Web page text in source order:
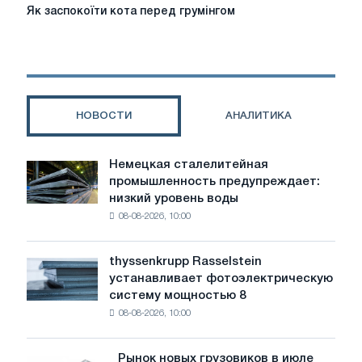
Як
Як заспокоїти кота перед грумінгом
НОВОСТИ АНАЛИТИКА
Немецкая
сталелитейная
промышленность
предупреждает:
воды
угрожает
безопасности
Немецкая сталелитейная
промышленность предупреждает:
низкий уровень воды
08-08-2026, 10:00
thyssenkrupp
Rasselstein
устанавливает
фотоэлектрическую
thyssenkrupp Rasselstein
устанавливает фотоэлектрическую
систему мощностью 8
08-08-2026, 10:00
Рынок новых грузовиков в июле